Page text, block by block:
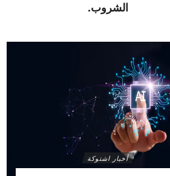
الشروب.
أخبار اشتوكة